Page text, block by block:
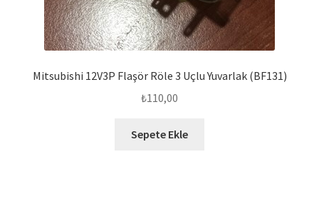
Mitsubishi 12V3P Flaşör Röle 3 Uçlu Yuvarlak (BF131)
₺110,00
Sepete Ekle